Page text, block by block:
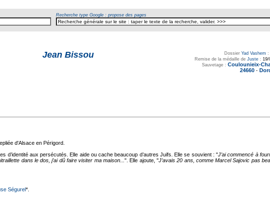
Recherche type Google : propose des pages
Jean Bissou Dossier Yad Vashem :
Remise de la médaille de Juste : 19/
Sauvetage : Coulounieix-
24660 -
d'Alsace en Périgord.
d’identité aux persécutés. Elle aide ou cache beaucoup d’autres Juifs. Elle se souvient : "J’ai commencé à
dans le dos, j’ai dû faire visiter ma maison... ". Elle ajoute, "J’avais 20 ans, comme Marcel Sajovic pas
Ségurel*.